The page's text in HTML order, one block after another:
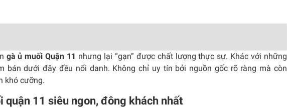
gà ủ muối Quận 11 nhưng lại “gạn” được chất lượng thực sự. Khác với những
bán dưới đây đều nổi danh. Không chỉ uy tín bởi nguồn gốc rõ ràng mà còn
khó cưỡng.
quận 11 siêu ngon, đông khách nhất